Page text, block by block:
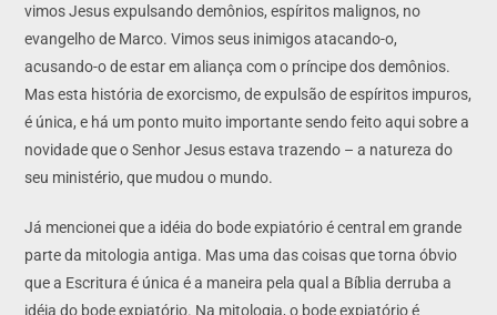
vimos Jesus expulsando demônios, espíritos malignos, no
evangelho de Marco. Vimos seus inimigos atacando-o,
acusando-o de estar em aliança com o príncipe dos demônios.
Mas esta história de exorcismo, de expulsão de espíritos impuros,
é única, e há um ponto muito importante sendo feito aqui sobre a
novidade que o Senhor Jesus estava trazendo – a natureza do
seu ministério, que mudou o mundo.
Já mencionei que a idéia do bode expiatório é central em grande
parte da mitologia antiga. Mas uma das coisas que torna óbvio
que a Escritura é única é a maneira pela qual a Bíblia derruba a
idéia do bode expiatório. Na mitologia, o bode expiatório é